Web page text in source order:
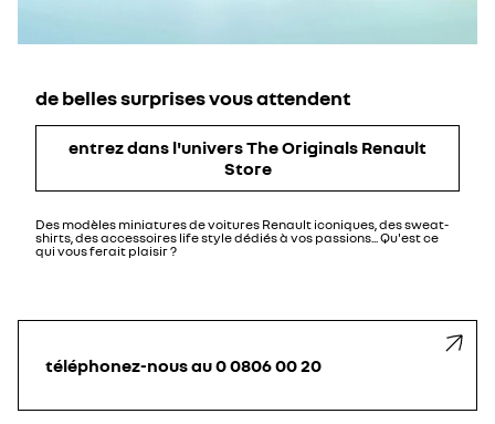
de belles surprises vous attendent​
entrez dans l'univers The Originals Renault
Store
Des modèles miniatures de voitures Renault iconiques, des sweat-
shirts, des accessoires life style dédiés à vos passions... Qu'est ce
qui vous ferait plaisir ?​
téléphonez-nous au 0 0806 00 20